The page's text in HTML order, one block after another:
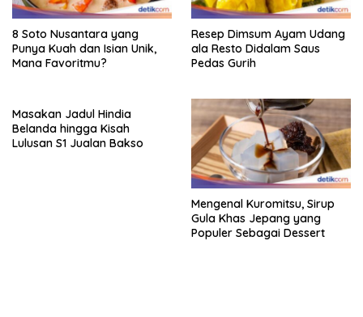
8 Soto Nusantara yang
Punya Kuah dan Isian Unik,
Mana Favoritmu?
Resep Dimsum Ayam Udang
ala Resto Didalam Saus
Pedas Gurih
Masakan Jadul Hindia
Belanda hingga Kisah
Lulusan S1 Jualan Bakso
Mengenal Kuromitsu, Sirup
Gula Khas Jepang yang
Populer Sebagai Dessert